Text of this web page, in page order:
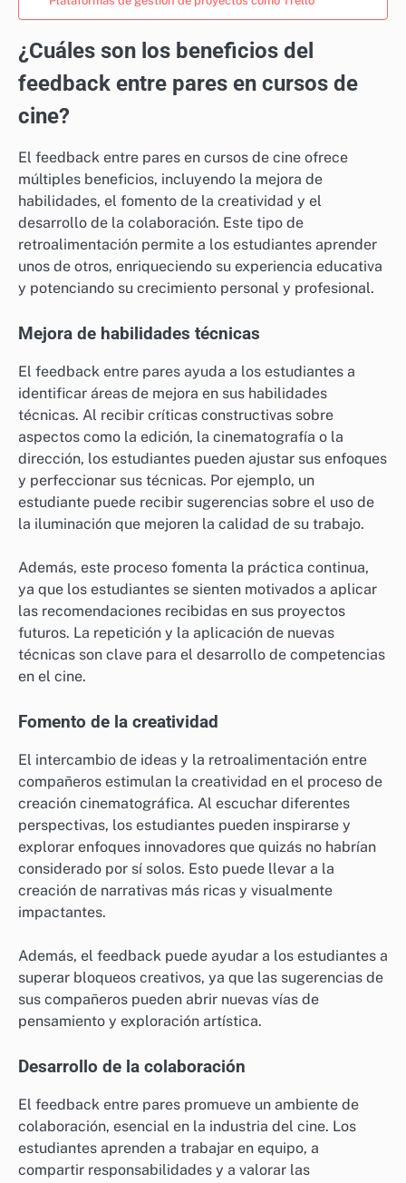
¿Cuáles son los beneficios del
feedback entre pares en cursos de
cine?
El feedback entre pares en cursos de cine ofrece
múltiples beneficios, incluyendo la mejora de
habilidades, el fomento de la creatividad y el
desarrollo de la colaboración. Este tipo de
retroalimentación permite a los estudiantes aprender
unos de otros, enriqueciendo su experiencia educativa
y potenciando su crecimiento personal y profesional.
Mejora de habilidades técnicas
El feedback entre pares ayuda a los estudiantes a
identificar áreas de mejora en sus habilidades
técnicas. Al recibir críticas constructivas sobre
aspectos como la edición, la cinematografía o la
dirección, los estudiantes pueden ajustar sus enfoques
y perfeccionar sus técnicas. Por ejemplo, un
estudiante puede recibir sugerencias sobre el uso de
la iluminación que mejoren la calidad de su trabajo.
Además, este proceso fomenta la práctica continua,
ya que los estudiantes se sienten motivados a aplicar
las recomendaciones recibidas en sus proyectos
futuros. La repetición y la aplicación de nuevas
técnicas son clave para el desarrollo de competencias
en el cine.
Fomento de la creatividad
El intercambio de ideas y la retroalimentación entre
compañeros estimulan la creatividad en el proceso de
creación cinematográfica. Al escuchar diferentes
perspectivas, los estudiantes pueden inspirarse y
explorar enfoques innovadores que quizás no habrían
considerado por sí solos. Esto puede llevar a la
creación de narrativas más ricas y visualmente
impactantes.
Además, el feedback puede ayudar a los estudiantes a
superar bloqueos creativos, ya que las sugerencias de
sus compañeros pueden abrir nuevas vías de
pensamiento y exploración artística.
Desarrollo de la colaboración
El feedback entre pares promueve un ambiente de
colaboración, esencial en la industria del cine. Los
estudiantes aprenden a trabajar en equipo, a
compartir responsabilidades y a valorar las